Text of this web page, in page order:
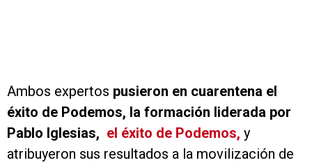
Ambos expertos pusieron en cuarentena el
éxito de Podemos, la formación liderada por
Pablo Iglesias, el éxito de Podemos, y
atribuyeron sus resultados a la movilización de